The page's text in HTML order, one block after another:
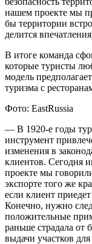
нашем проекте мы
бы территории
делится
В итоге команда
которые туристы
модель
туризма с
Фото: EastRussia
— В 1920-е годы
инструмент
изменения в
клиентов. Сегодня
проекте мы
экспорте того же
если клиент
Конечно, нужно
положительные
раньше страдала от
выдачи участков